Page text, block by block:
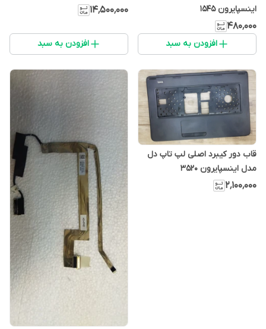
اینسپایرون 1545
۴۸۰٬۰۰۰
افزودن به سبد
گرافیک
۱۴٬۵۰۰٬۰۰۰
افزودن به سبد
قاب دور کیبرد اصلی لپ تاپ دل
مدل اینسپایرون 3520
۲٬۱۰۰٬۰۰۰